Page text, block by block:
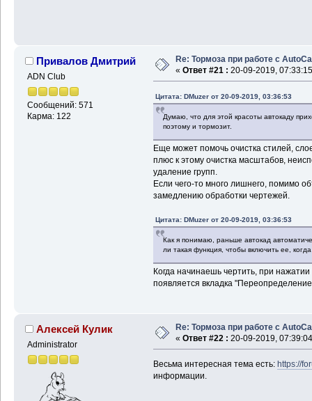
Привалов Дмитрий
ADN Club
Сообщений: 571
Карма: 122
Re: Тормоза при работе с
« Ответ #21 : 20-09-2019,
Цитата: DMuzer от 20-09-2019, 03:36:53
Думаю, что для этой красоты автокаду
поэтому и тормозит.
Еще может помочь очистка стилей,
плюс к этому очистка масштабов,
удаление групп.
Если чего-то много лишнего, помимо
замедлению обработки чертежей.
Цитата: DMuzer от 20-09-2019, 03:36:53
Как я понимаю, раньше автокад
ли такая функция, чтобы включить ее,
Когда начинаешь чертить, при
появляется вкладка
Алексей Кулик
Administrator
Re: Тормоза при работе с
« Ответ #22 : 20-09-2019,
Весьма интересная тема есть: https://
информации.